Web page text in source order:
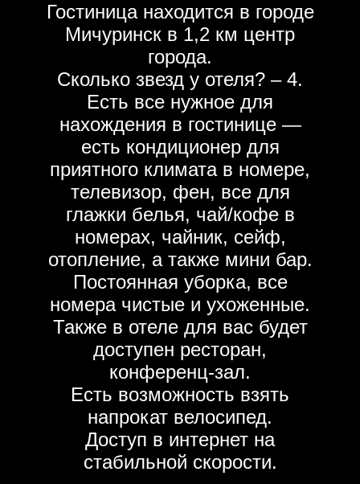
Гостиница находится в городе
Мичуринск в 1,2 км центр
города.
Сколько звезд у отеля? – 4.
Есть все нужное для
нахождения в гостинице —
есть кондиционер для
приятного климата в номере,
телевизор, фен, все для
глажки белья, чай/кофе в
номерах, чайник, сейф,
отопление, а также мини бар.
Постоянная уборка, все
номера чистые и ухоженные.
Также в отеле для вас будет
доступен ресторан,
конференц-зал.
Есть возможность взять
напрокат велосипед.
Доступ в интернет на
стабильной скорости.